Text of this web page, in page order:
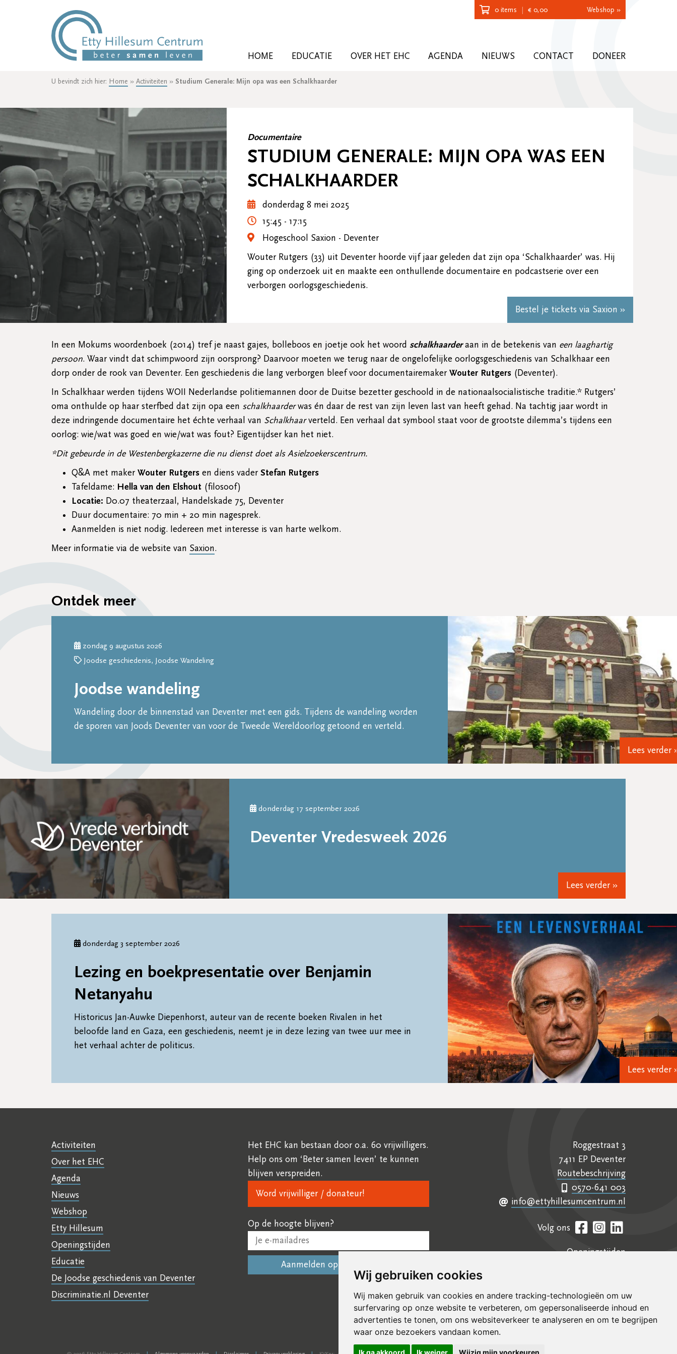
Wij gebruiken cookies
Wij maken gebruik van cookies en andere tracking-technologieën om uw
surfervaring op onze website te verbeteren, om gepersonaliseerde inhoud en
advertenties te tonen, om ons websiteverkeer te analyseren en om te begrijpen
waar onze bezoekers vandaan komen.
Ik ga akkoord Ik weiger Wijzig mijn voorkeuren
0 items € 0,00 Webshop »
HOME EDUCATIE OVER HET EHC AGENDA NIEUWS CONTACT DONEER
U bevindt zich hier: Home » Activiteiten » Studium Generale: Mijn opa was een Schalkhaarder
Bestel je tickets via Saxion »
Documentaire
STUDIUM GENERALE: MIJN OPA WAS EEN
SCHALKHAARDER
donderdag 8 mei 2025
15:45 - 17:15
Hogeschool Saxion - Deventer
Wouter Rutgers (33) uit Deventer hoorde vijf jaar geleden dat zijn opa ‘Schalkhaarder’ was. Hij
ging op onderzoek uit en maakte een onthullende documentaire en podcastserie over een
verborgen oorlogsgeschiedenis.
In een Mokums woordenboek (2014) tref je naast gajes, bolleboos en joetje ook het woord schalkhaarderaan in de betekenis van een laaghartig
persoon. Waar vindt dat schimpwoord zijn oorsprong? Daarvoor moeten we terug naar de ongelofelijke oorlogsgeschiedenis van Schalkhaar een
dorp onder de rook van Deventer. Een geschiedenis die lang verborgen bleef voor documentairemakerWouter Rutgers (Deventer).
In Schalkhaar werden tijdens WOII Nederlandse politiemannen door de Duitse bezetter geschoold in de nationaalsocialistische traditie.* Rutgers’
oma onthulde op haar sterfbed dat zijn opa een schalkhaarderwas én daar de rest van zijn leven last van heeft gehad. Na tachtig jaar wordt in
deze indringende documentaire het échte verhaal van Schalkhaarverteld. Een verhaal dat symbool staat voor de grootste dilemma’s tijdens een
oorlog: wie/wat was goed en wie/wat was fout? Eigentijdser kan het niet.
*Dit gebeurde in de Westenbergkazerne die nu dienst doet als Asielzoekerscentrum.
Q&A met makerWouter Rutgers en diens vaderStefan Rutgers
Tafeldame: Hella van den Elshout (filosoof)
Locatie: D0.07 theaterzaal, Handelskade 75, Deventer
Duur documentaire: 70 min + 20 min nagesprek.
Aanmelden is niet nodig. Iedereen met interesse is van harte welkom.
Meer informatie via de website van Saxion.
Ontdek meer
Lees verder
zondag 9 augustus 2026
Joodse geschiedenis, Joodse Wandeling
Joodse wandeling
Wandeling door de binnenstad van Deventer met een gids. Tijdens de wandeling worden
de sporen van Joods Deventer van voor de Tweede Wereldoorlog getoond en verteld.
Lees verder »
donderdag 17 september 2026
Deventer Vredesweek 2026
Lees verder
donderdag 3 september 2026
Lezing en boekpresentatie over Benjamin
Netanyahu
Historicus Jan-Auwke Diepenhorst, auteur van de recente boeken Rivalen in het
beloofde land en Gaza, een geschiedenis, neemt je in deze lezing van twee uur mee in
het verhaal achter de politicus.
Activiteiten
Over het EHC
Agenda
Nieuws
Webshop
Etty Hillesum
Openingstijden
Educatie
De Joodse geschiedenis van Deventer
Discriminatie.nl Deventer
Het EHC kan bestaan door o.a. 60 vrijwilligers.
Help ons om ‘Beter samen leven’ te kunnen
blijven verspreiden.
Word vrijwilliger / donateur!
Op de hoogte blijven?
Roggestraat 3
7411 EP Deventer
Routebeschrijving
0570-641 003
info@ettyhillesumcentrum.nl
Volg ons
Openingstijden
Colofon